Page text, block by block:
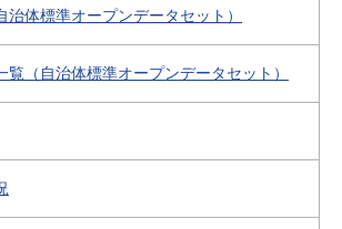
治体標準オープンデータセット）
覧（自治体標準オープンデータセット）